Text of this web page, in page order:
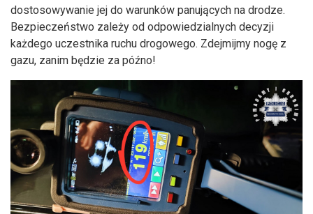
dostosowywanie jej do warunków panujących na drodze.
Bezpieczeństwo zależy od odpowiedzialnych decyzji
każdego uczestnika ruchu drogowego. Zdejmijmy nogę z
gazu, zanim będzie za późno!